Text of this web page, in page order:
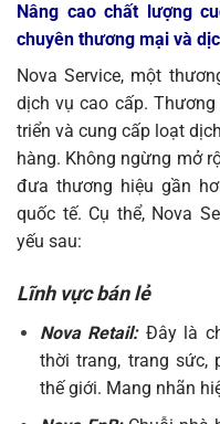
Nâng cao chất lượng
chuyên thương mại và
Nova Service, một
dịch vụ cao cấp.
triển và cung cấp loạt
hàng. Không ngừng mở
đưa thương hiệu gần
quốc tế. Cụ thể, Nova
yếu sau:
Lĩnh vực bán lẻ
Nova Retail:Đây là
thời trang, trang sức,
thế giới. Mang nhãn